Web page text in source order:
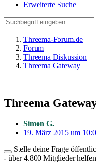
Erweiterte Suche
Threema-Forum.de
Forum
Threema Diskussion
Threema Gateway
Threema
Simon G.
19. März 2015 um
Stelle deine Frage
- über 4.800 Mitglieder